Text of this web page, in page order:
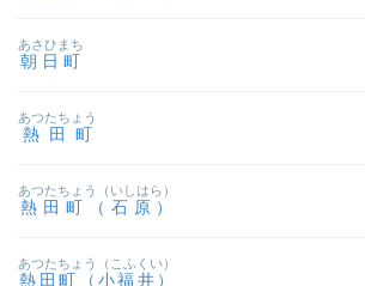
朝日町
あさひまち
熱田町
あつたちょう
熱田町（石原）
あつたちょう（いしはら）
熱田町（小福井）
あつたちょう（こふくい）